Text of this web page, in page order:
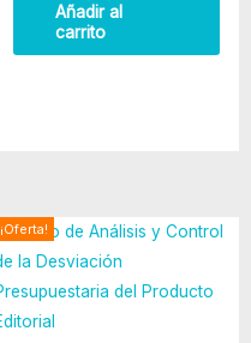
Añadir al
carrito
¡Oferta!
El
precio
original
era:
El
es: